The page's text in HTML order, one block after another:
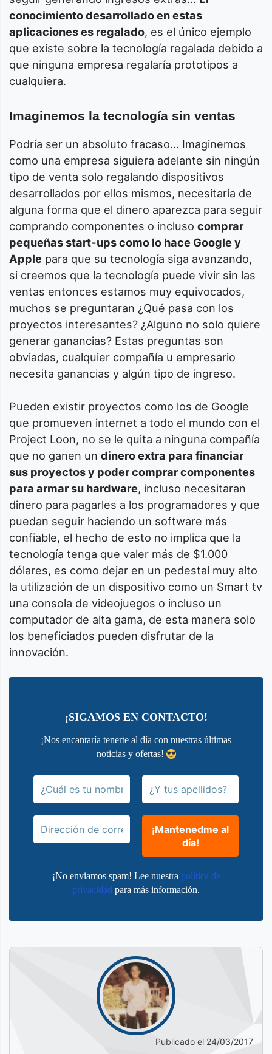
conocimiento desarrollado en estas
aplicaciones es regalado, es el único ejemplo
que existe sobre la tecnología regalada debido a
que ninguna empresa regalaría prototipos a
cualquiera.
Imaginemos la tecnología sin ventas
Podría ser un absoluto fracaso… Imaginemos
como una empresa siguiera adelante sin ningún
tipo de venta solo regalando dispositivos
desarrollados por ellos mismos, necesitaría de
alguna forma que el dinero aparezca para seguir
comprando componentes o incluso comprar
pequeñas start-ups como lo hace Google y
Apple para que su tecnología siga avanzando,
si creemos que la tecnología puede vivir sin las
ventas entonces estamos muy equivocados,
muchos se preguntaran ¿Qué pasa con los
proyectos interesantes? ¿Alguno no solo quiere
generar ganancias? Estas preguntas son
obviadas, cualquier compañía u empresario
necesita ganancias y algún tipo de ingreso.
Pueden existir proyectos como los de Google
que promueven internet a todo el mundo con el
Project Loon, no se le quita a ninguna compañía
que no ganen un dinero extra para financiar
sus proyectos y poder comprar componentes
para armar su hardware, incluso necesitaran
dinero para pagarles a los programadores y que
puedan seguir haciendo un software más
confiable, el hecho de esto no implica que la
tecnología tenga que valer más de $1.000
dólares, es como dejar en un pedestal muy alto
la utilización de un dispositivo como un Smart tv
una consola de videojuegos o incluso un
computador de alta gama, de esta manera solo
los beneficiados pueden disfrutar de la
innovación.
¡SIGAMOS EN CONTACTO!
¡Nos encantaría tenerte al día con nuestras últimas
noticias y ofertas!
¡No enviamos spam! Lee nuestra política de
privacidad para más información.
Publicado el 24/03/2017